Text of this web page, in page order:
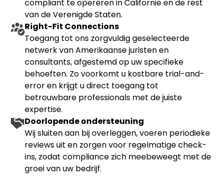
compliant te opereren in Californië en de rest
van de Verenigde Staten.
Right-Fit Connections
Toegang tot ons zorgvuldig geselecteerde
netwerk van Amerikaanse juristen en
consultants, afgestemd op uw specifieke
behoeften. Zo voorkomt u kostbare trial-and-
error en krijgt u direct toegang tot
betrouwbare professionals met de juiste
expertise.
Doorlopende ondersteuning
Wij sluiten aan bij overleggen, voeren periodieke
reviews uit en zorgen voor regelmatige check-
ins, zodat compliance zich meebeweegt met de
groei van uw bedrijf.